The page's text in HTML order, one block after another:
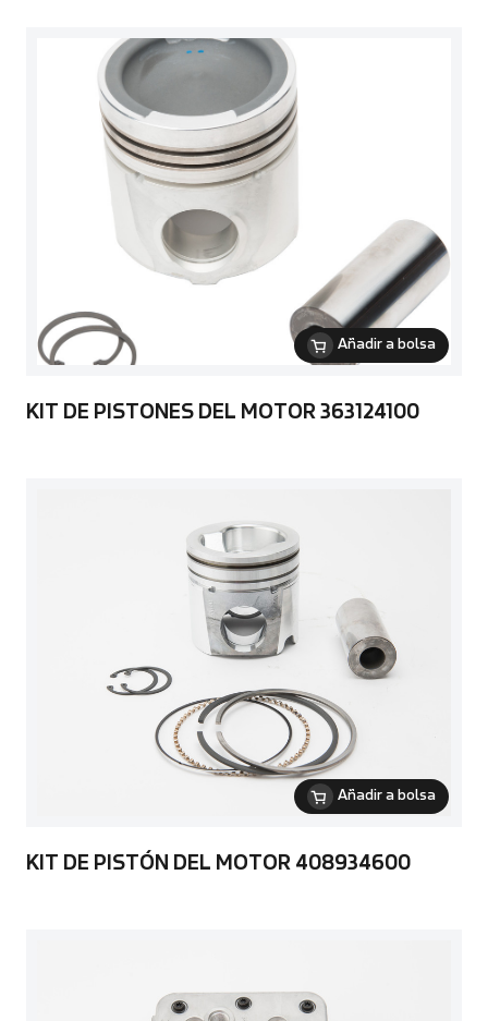
Añadir a bolsa
KIT DE PISTONES DEL MOTOR 363124100
Añadir a bolsa
KIT DE PISTÓN DEL MOTOR 408934600